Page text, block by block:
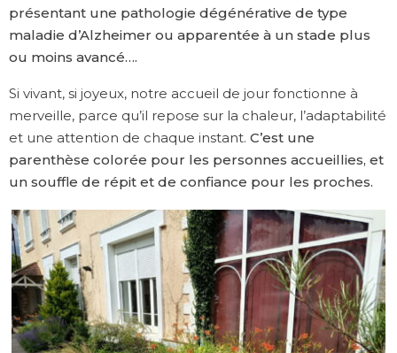
présentant une pathologie dégénérative de type
maladie d’Alzheimer ou apparentée à un stade plus
ou moins avancé….
Si vivant, si joyeux, notre accueil de jour fonctionne à
merveille, parce qu’il repose sur la chaleur, l’adaptabilité
et une attention de chaque instant. C’est une
parenthèse colorée pour les personnes accueillies, et
un souffle de répit et de confiance pour les proches.